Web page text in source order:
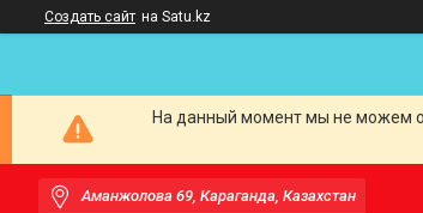
Создать сайт на Satu.kz
На данный момент мы не можем
Аманжолова 69, Караганда, Казахстан